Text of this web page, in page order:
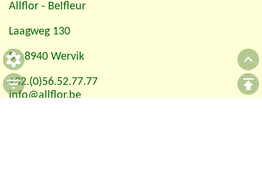
Allflor - Belfleur
Laagweg 130
B - 8940 Wervik
+32.(0)56.52.77.77
info@allflor.be